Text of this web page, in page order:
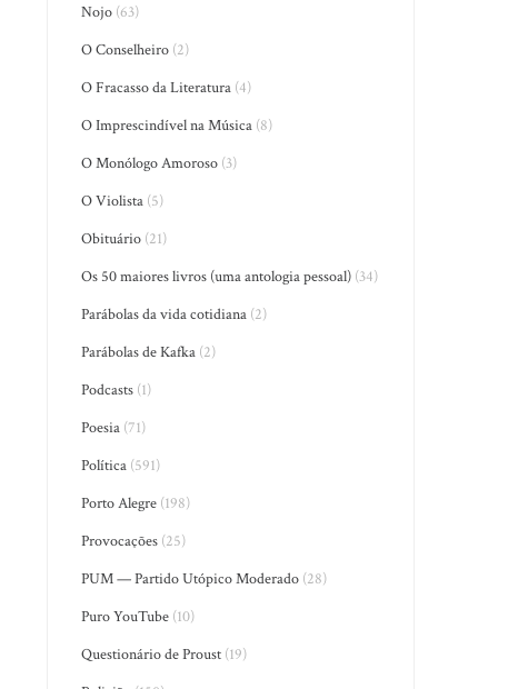
Nojo (63)
O Conselheiro (2)
O Fracasso da Literatura (4)
O Imprescindível na Música (8)
O Monólogo Amoroso (3)
O Violista (5)
Obituário (21)
Os 50 maiores livros (uma antologia pessoal) (34)
Parábolas da vida cotidiana (2)
Parábolas de Kafka (2)
Podcasts (1)
Poesia (71)
Política (591)
Porto Alegre (198)
Provocações (25)
PUM — Partido Utópico Moderado (28)
Puro YouTube (10)
Questionário de Proust (19)